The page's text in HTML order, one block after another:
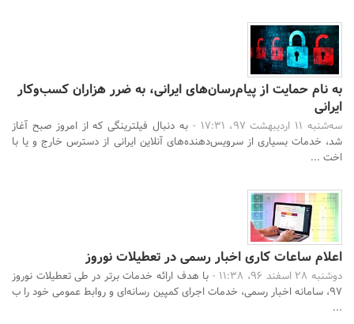
به نام حمایت از پیام‌رسان‌های ایرانی، به ضرر هزاران کسب‌وکار
ایرانی
سه‌شنبه 11 اردیبهشت 97، 17:31 -
به دنبال فیلترینگی که از امروز صبح آغاز
شد، خدمات بسیاری از سرویس‌دهنده‌های آنلاین ایرانی از دسترس خارج و یا با
اخت ...
اعلام ساعات کاری اخبار رسمی در تعطیلات نوروز
دوشنبه 28 اسفند 96، 11:38 -
با هدف ارائه خدمات برتر در طی تعطیلات نوروز
97، سامانه اخبار رسمی، خدمات اجرای کمپین رسانه‌ای و روابط عمومی خود را ب
...